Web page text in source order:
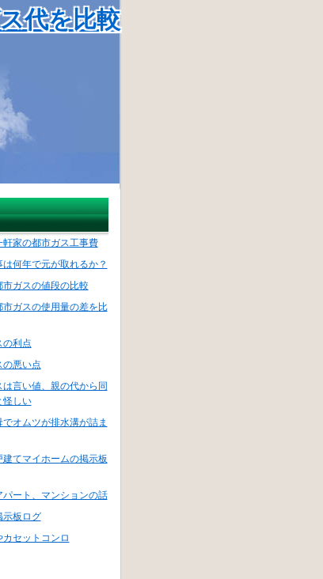
代を比較
軒家の都市ガス工事費
何年で元が取れるか？
市ガスの値段の比較
市ガスの使用量の差を比
の利点
の悪い点
は言い値、親の代から同
怪しい
オムツが排水溝が詰ま
建てマイホームの掲示板
パート、マンションの話
示板ログ
カセットコンロ